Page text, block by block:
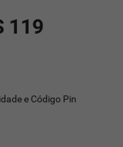
119
e Código Pin